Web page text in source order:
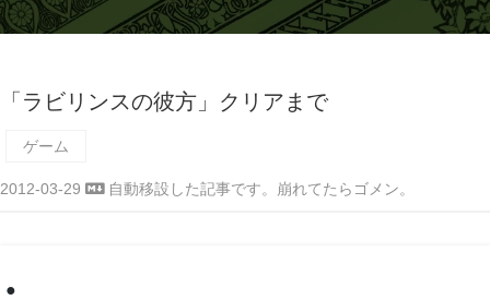
「ラビリンスの彼方」クリアまで
ゲーム
2012-03-29 自動移設した記事です。崩れてたらゴメン。
●